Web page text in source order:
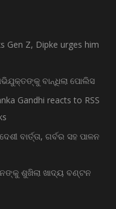
Gen Z, Dipke urges him
ବାନ୍ଧିଲା ପୋଲିସ
Gandhi reacts to RSS
ବାର୍ତ୍ତା, ଗର୍ବର ସହ ପାଳନ
ଶୁଖିଲା ଖାଦ୍ୟ ବଣ୍ଟନ